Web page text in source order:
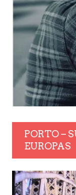
PORTO –
EUROPAS